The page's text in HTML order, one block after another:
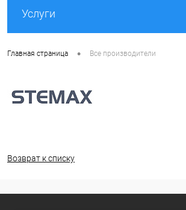
Услуги
Главная страница • Все производители
Возврат к списку